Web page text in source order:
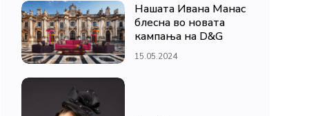
Нашата Ивана Манас
блесна во новата
кампања на D&G
15.05.2024